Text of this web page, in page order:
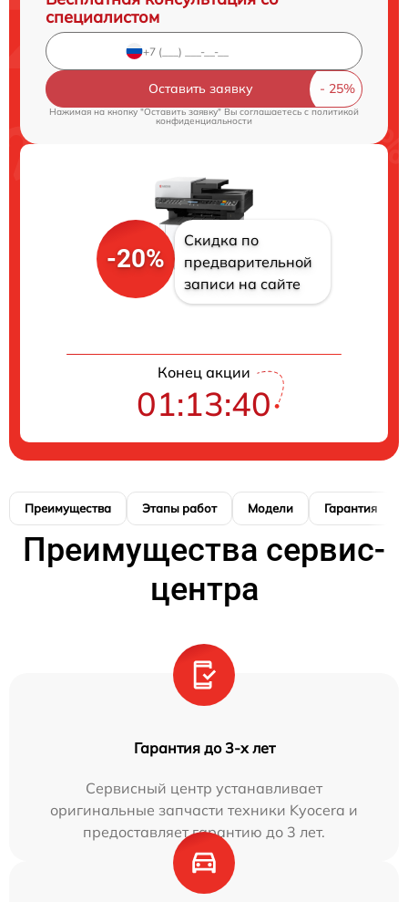
специалистом
Оставить заявку
Нажимая на кнопку "Оставить заявку" Вы соглашаетесь cполитикой
конфиденциальности
-20%
Скидка по
предварительной
записи на сайте
Конец акции
01:13:39
Преимущества Этапы работ Модели Гарантия
Преимущества сервис-
центра
Гарантия до 3-х лет
Сервисный центр устанавливает
оригинальные запчасти техники Kyocera и
предоставляет гарантию до 3 лет.